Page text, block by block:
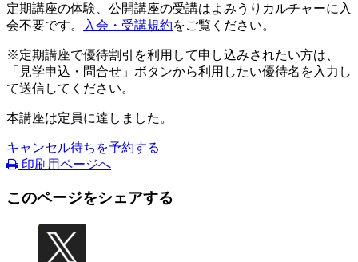
定期講座の体験、公開講座の受講はよみうりカルチャーに入
会不要です。
入会・受講規約をご覧ください。
※定期講座で優待割引を利用して申し込みされたい方は、
「見学申込・問合せ」ボタンから利用したい優待名を入力し
て送信してください。
本講座は定員に達しました。
キャンセル待ちを予約する
印刷用ページへ
このページをシェアする